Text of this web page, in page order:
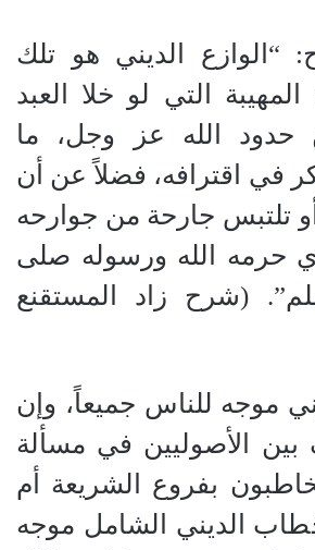
“الوازع الديني هو تلك
المهيبة التي لو خلا العبد
حدود الله عز وجل، ما
في اقترافه، فضلاً عن أن
أو تلتبس جارحة من جوارحه
حرمه الله ورسوله صلى
(شرح زاد المستقنع
موجه للناس جميعاً، وإن
الأصوليين في مسألة
بفروع الشريعة أم
الديني الشامل موجه